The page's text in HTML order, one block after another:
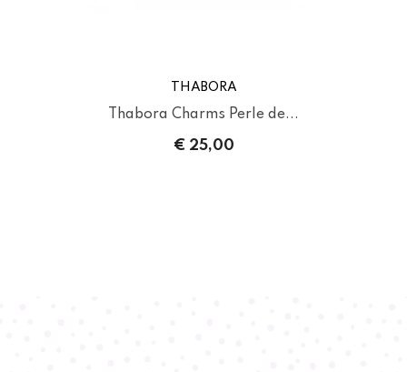
THABORA
Thabora Charms Perle de...
€ 25,00